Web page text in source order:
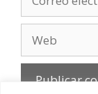
electrónico